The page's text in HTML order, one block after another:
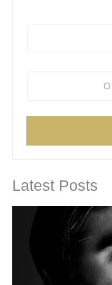
Latest Posts